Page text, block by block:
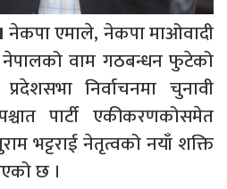
नेकपा एमाले, नेकपा माओवादी
नेपालको वाम गठबन्धन फुटेको
निर्वाचनमा चुनावी
पार्टी एकीकरणकोसमेत
भट्टराई नेतृत्वको नयाँ शक्ति
छ ।